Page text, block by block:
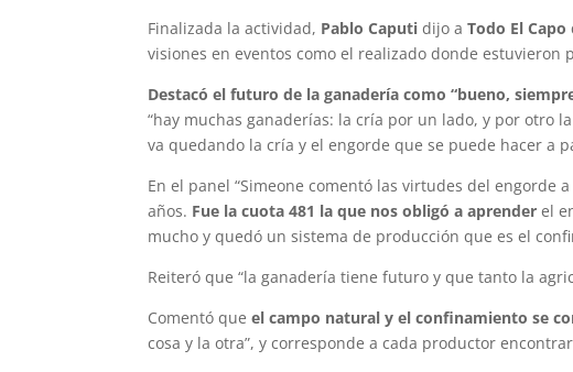
Finalizada la actividad, Pablo Caputi dijo aTodo El Capo
visiones en eventos como el realizado donde estuvieron
Destacó el futuro de la ganadería como “bueno,
“hay muchas ganaderías: la cría por un lado, y por otro
va quedando la cría y el engorde que se puede hacer a
En el panel “Simeone comentó las virtudes del engorde
años. Fue la cuota 481 la que nos obligó a aprender el
mucho y quedó un sistema de producción que es el
Reiteró que “la ganadería tiene futuro y que tanto la
Comentó queel campo natural y el confinamiento se
cosa y la otra”, y corresponde a cada productor